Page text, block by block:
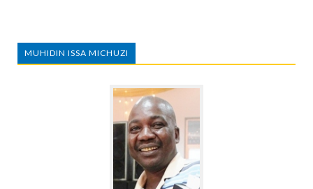
MUHIDIN ISSA MICHUZI